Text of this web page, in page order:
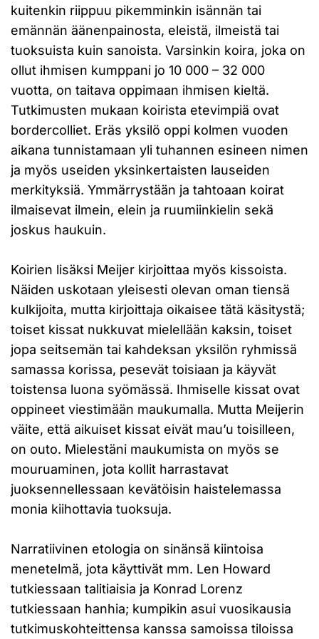
kuitenkin riippuu pikemminkin isännän tai
emännän äänenpainosta, eleistä, ilmeistä tai
tuoksuista kuin sanoista. Varsinkin koira, joka on
ollut ihmisen kumppani jo 10 000 – 32 000
vuotta, on taitava oppimaan ihmisen kieltä.
Tutkimusten mukaan koirista etevimpiä ovat
bordercolliet. Eräs yksilö oppi kolmen vuoden
aikana tunnistamaan yli tuhannen esineen nimen
ja myös useiden yksinkertaisten lauseiden
merkityksiä. Ymmärrystään ja tahtoaan koirat
ilmaisevat ilmein, elein ja ruumiinkielin sekä
joskus haukuin.
Koirien lisäksi Meijer kirjoittaa myös kissoista.
Näiden uskotaan yleisesti olevan oman tiensä
kulkijoita, mutta kirjoittaja oikaisee tätä käsitystä;
toiset kissat nukkuvat mielellään kaksin, toiset
jopa seitsemän tai kahdeksan yksilön ryhmissä
samassa korissa, pesevät toisiaan ja käyvät
toistensa luona syömässä. Ihmiselle kissat ovat
oppineet viestimään maukumalla. Mutta Meijerin
väite, että aikuiset kissat eivät mau’u toisilleen,
on outo. Mielestäni maukumista on myös se
mouruaminen, jota kollit harrastavat
juoksennellessaan kevätöisin haistelemassa
monia kiihottavia tuoksuja.
Narratiivinen etologia on sinänsä kiintoisa
menetelmä, jota käyttivät mm. Len Howard
tutkiessaan talitiaisia ja Konrad Lorenz
tutkiessaan hanhia; kumpikin asui vuosikausia
tutkimuskohteittensa kanssa samoissa tiloissa